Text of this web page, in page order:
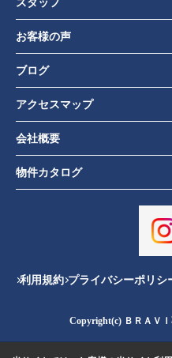
スタッフ
お客様の声
ブログ
アクセスマップ
会社概要
物件カタログ
利用規約 プライバシーポリシ
Copyright(c) ＢＲＡＶ